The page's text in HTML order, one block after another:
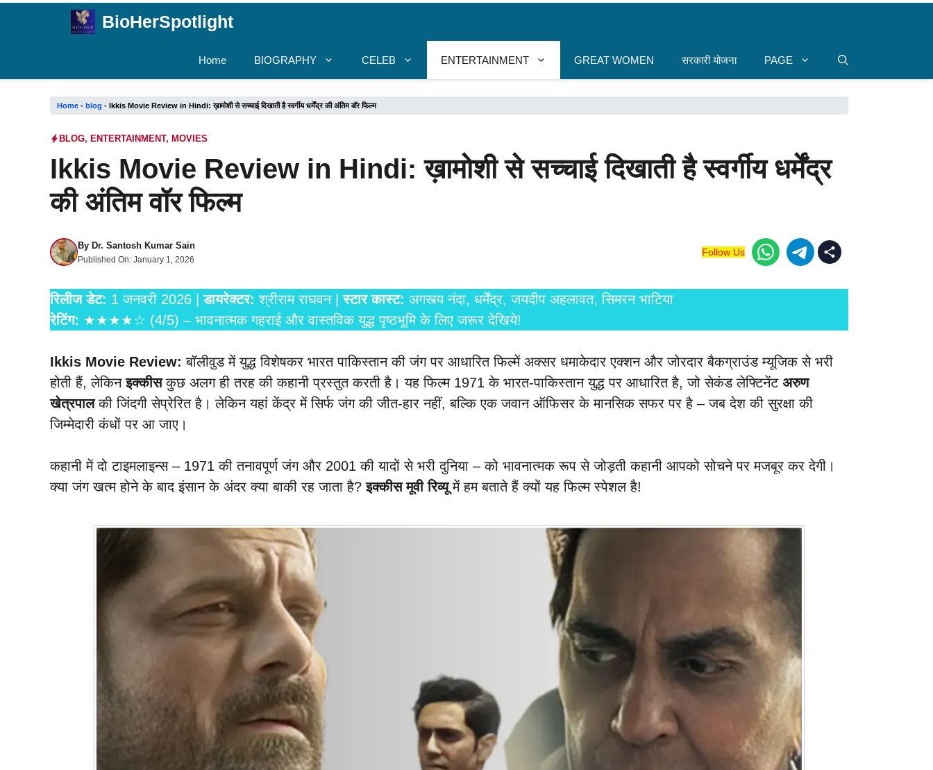
BioHerSpotlight
Home BIOGRAPHY CELEB ENTERTAINMENT GREAT WOMEN सरकारी योजना PAGE
Home - blog - Ikkis Movie Review in Hindi: ख़ामोशी से सच्चाई दिखाती है स्वर्गीय धर्मेंद्र की अंतिम वॉर फिल्म
BLOG, ENTERTAINMENT, MOVIES
Ikkis Movie Review in Hindi: ख़ामोशी से सच्चाई दिखाती है स्वर्गीय धर्मेंद्र
की अंतिम वॉर फिल्म
By Dr. Santosh Kumar Sain
Published On: January 1, 2026
Follow Us
रिलीज डेट: 1 जनवरी 2026 |डायरेक्टर: श्रीराम राघवन |स्टार कास्ट: अगस्त्य नंदा, धर्मेंद्र, जयदीप अहलावत, सिमरन भाटिया
रेटिंग: ★★★★☆ (4/5) – भावनात्मक गहराई और वास्तविक युद्ध पृष्ठभूमि के लिए जरूर देखिये!
Ikkis Movie Review: बॉलीवुड में युद्ध विशेषकर भारत पाकिस्तान की जंग पर आधारित फिल्में अक्सर धमाकेदार एक्शन और जोरदार बैकग्राउंड म्यूजिक से भरी
होती हैं, लेकिनइक्कीसकुछ अलग ही तरह की कहानी प्रस्तुत करती है। यह फिल्म 1971 के भारत-पाकिस्तान युद्ध पर आधारित है, जो सेकंड लेफ्टिनेंट अरुण
खेत्रपालकी जिंदगी सेप्रेरित है। लेकिन यहां केंद्र में सिर्फ जंग की जीत-हार नहीं, बल्कि एक जवान ऑफिसर के मानसिक सफर पर है – जब देश की सुरक्षा की
जिम्मेदारी कंधों पर आ जाए।
कहानी में दो टाइमलाइन्स – 1971 की तनावपूर्ण जंग और 2001 की यादों से भरी दुनिया – को भावनात्मक रूप से जोड़ती कहानी आपको सोचने पर मजबूर कर देगी।
क्या जंग खत्म होने के बाद इंसान के अंदर क्या बाकी रह जाता है?इक्कीस मूवी रिव्यूमें हम बताते हैं क्यों यह फिल्म स्पेशल है!